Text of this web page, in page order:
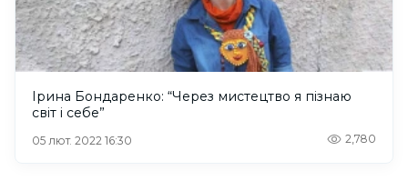
Ірина Бондаренко: “Через мистецтво я пізнаю
світ і себе”
05 лют. 2022 16:30 2,780